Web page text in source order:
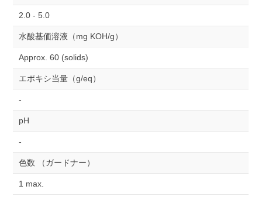
2.0 - 5.0
水酸基価溶液（mg KOH/g）
Approx. 60 (solids)
エポキシ当量（g/eq）
-
pH
-
色数 （ガードナー）
1 max.